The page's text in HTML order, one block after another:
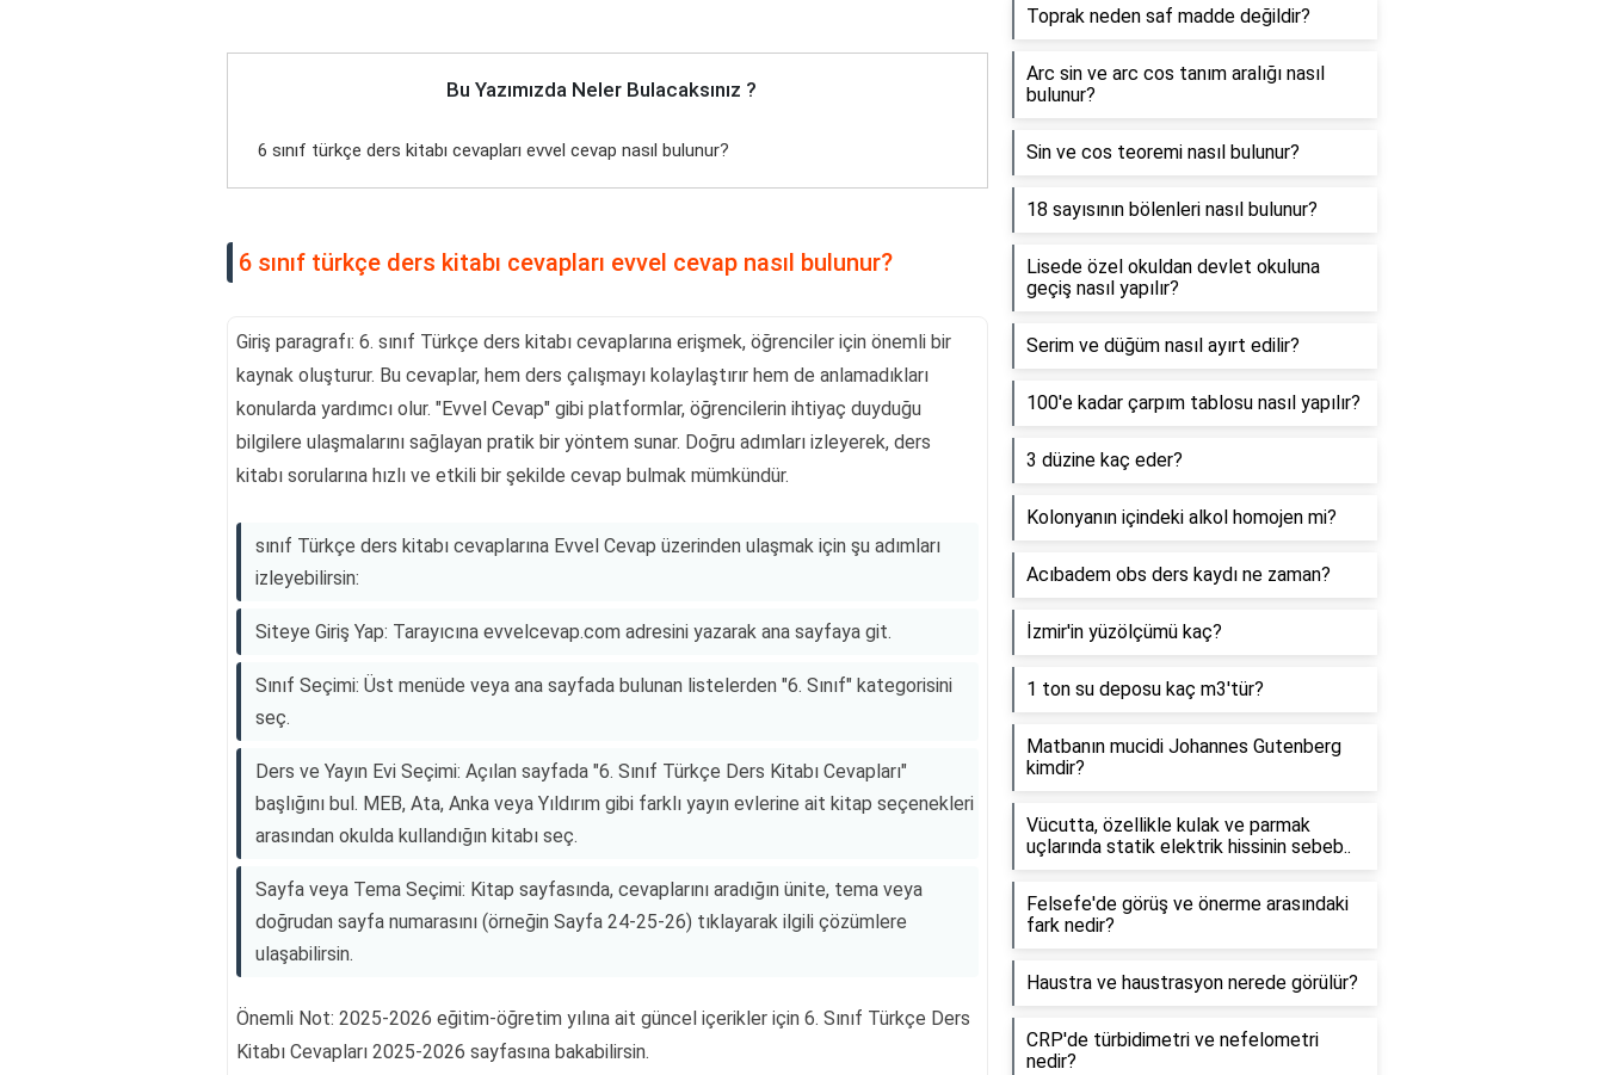
Bu Yazımızda Neler Bulacaksınız ?
6 sınıf türkçe ders kitabı cevapları evvel cevap nasıl bulunur?
6 sınıf türkçe ders kitabı cevapları evvel cevap nasıl bulunur?
Giriş paragrafı: 6. sınıf Türkçe ders kitabı cevaplarına erişmek, öğrenciler için önemli bir
kaynak oluşturur. Bu cevaplar, hem ders çalışmayı kolaylaştırır hem de anlamadıkları
konularda yardımcı olur. "Evvel Cevap" gibi platformlar, öğrencilerin ihtiyaç duyduğu
bilgilere ulaşmalarını sağlayan pratik bir yöntem sunar. Doğru adımları izleyerek, ders
kitabı sorularına hızlı ve etkili bir şekilde cevap bulmak mümkündür.
sınıf Türkçe ders kitabı cevaplarına Evvel Cevap üzerinden ulaşmak için şu adımları
izleyebilirsin:
Siteye Giriş Yap: Tarayıcına evvelcevap.com adresini yazarak ana sayfaya git.
Sınıf Seçimi: Üst menüde veya ana sayfada bulunan listelerden "6. Sınıf" kategorisini
seç.
Ders ve Yayın Evi Seçimi: Açılan sayfada "6. Sınıf Türkçe Ders Kitabı Cevapları"
başlığını bul. MEB, Ata, Anka veya Yıldırım gibi farklı yayın evlerine ait kitap seçenekleri
arasından okulda kullandığın kitabı seç.
Sayfa veya Tema Seçimi: Kitap sayfasında, cevaplarını aradığın ünite, tema veya
doğrudan sayfa numarasını (örneğin Sayfa 24-25-26) tıklayarak ilgili çözümlere
ulaşabilirsin.
Önemli Not: 2025-2026 eğitim-öğretim yılına ait güncel içerikler için 6. Sınıf Türkçe Ders
Kitabı Cevapları 2025-2026 sayfasına bakabilirsin.
Toprak neden saf madde değildir?
Arc sin ve arc cos tanım aralığı nasıl
bulunur?
Sin ve cos teoremi nasıl bulunur?
18 sayısının bölenleri nasıl bulunur?
Lisede özel okuldan devlet okuluna
geçiş nasıl yapılır?
Serim ve düğüm nasıl ayırt edilir?
100'e kadar çarpım tablosu nasıl yapılır?
3 düzine kaç eder?
Kolonyanın içindeki alkol homojen mi?
Acıbadem obs ders kaydı ne zaman?
İzmir'in yüzölçümü kaç?
1 ton su deposu kaç m3'tür?
Matbanın mucidi Johannes Gutenberg
kimdir?
Vücutta, özellikle kulak ve parmak
uçlarında statik elektrik hissinin sebeb..
Felsefe'de görüş ve önerme arasındaki
fark nedir?
Haustra ve haustrasyon nerede görülür?
CRP'de türbidimetri ve nefelometri
nedir?